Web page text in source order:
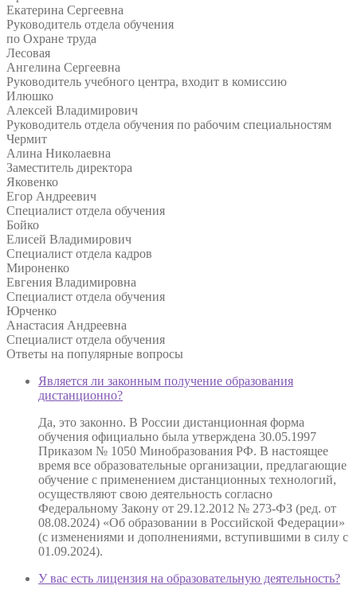
Екатерина Сергеевна
Руководитель отдела обучения
по Охране труда
Лесовая
Ангелина Сергеевна
Руководитель учебного центра, входит в комиссию
Илюшко
Алексей Владимирович
Руководитель отдела обучения по рабочим специальностям
Чермит
Алина Николаевна
Заместитель директора
Яковенко
Егор Андреевич
Специалист отдела обучения
Бойко
Елисей Владимирович
Специалист отдела кадров
Мироненко
Евгения Владимировна
Специалист отдела обучения
Юрченко
Анастасия Андреевна
Специалист отдела обучения
Ответы на популярные вопросы
Является ли законным получение образования
дистанционно?
Да, это законно. В России дистанционная форма
обучения официально была утверждена 30.05.1997
Приказом № 1050 Минобразования РФ. В настоящее
время все образовательные организации, предлагающие
обучение с применением дистанционных технологий,
осуществляют свою деятельность согласно
Федеральному Закону от 29.12.2012 № 273-ФЗ (ред. от
08.08.2024) «Об образовании в Российской Федерации»
(с изменениями и дополнениями, вступившими в силу с
01.09.2024).
У вас есть лицензия на образовательную деятельность?